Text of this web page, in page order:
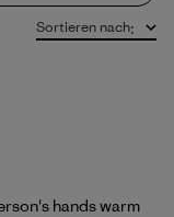
Sortieren nach:
hands warm